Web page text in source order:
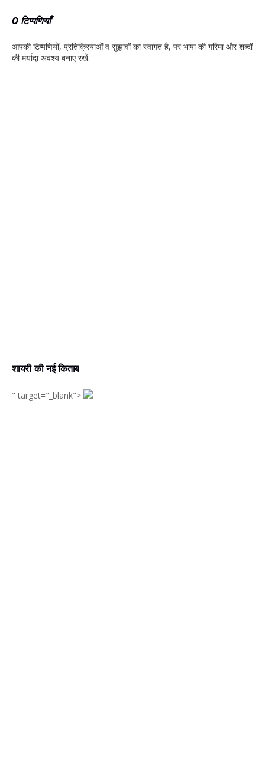
0 टिप्पणियाँ
आपकी टिप्‍पणियों, प्रतिक्रियाओं व सुझावों का स्‍वागत है, पर भाषा की गरिमा और शब्‍दों
की मर्यादा अवश्‍य बनाए रखें.
शायरी की नई किताब
" target="_blank">